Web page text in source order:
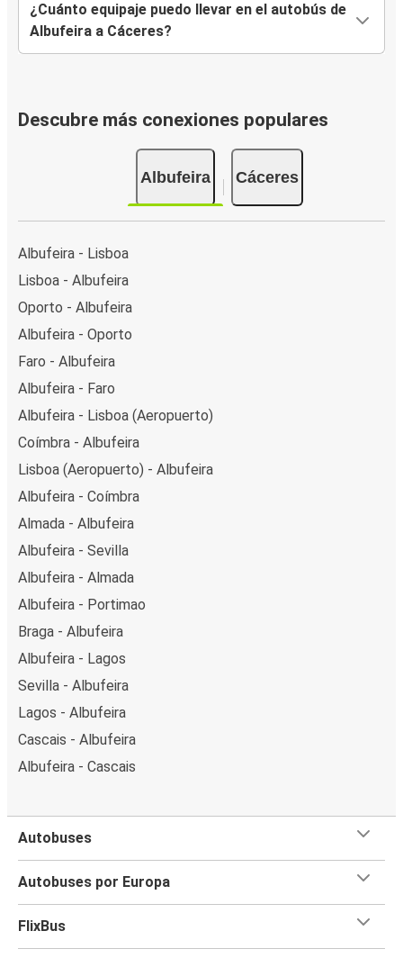
¿Cuánto equipaje puedo llevar en el autobús de
Albufeira a Cáceres?
Descubre más conexiones populares
Albufeira Cáceres
Albufeira - Lisboa
Lisboa - Albufeira
Oporto - Albufeira
Albufeira - Oporto
Faro - Albufeira
Albufeira - Faro
Albufeira - Lisboa (Aeropuerto)
Coímbra - Albufeira
Lisboa (Aeropuerto) - Albufeira
Albufeira - Coímbra
Almada - Albufeira
Albufeira - Sevilla
Albufeira - Almada
Albufeira - Portimao
Braga - Albufeira
Albufeira - Lagos
Sevilla - Albufeira
Lagos - Albufeira
Cascais - Albufeira
Albufeira - Cascais
Autobuses
Autobuses por Europa
FlixBus